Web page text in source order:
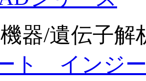
器/遺伝子解
ト インジ